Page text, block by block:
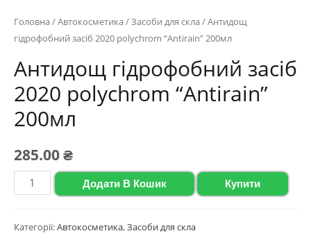
Головна/Автокосметика/Засоби для скла/ Антидощ
гідрофобний засіб 2020 polychrom “Antirain” 200мл
Антидощ гідрофобний засіб
2020 polychrom “Antirain”
200мл
285.00₴
Антидощ
гідрофобний
2020
Додати В Кошик Купити
Категорії:Автокосметика,Засоби для скла